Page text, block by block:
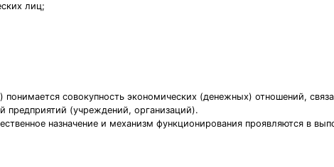
лиц;
совокупность экономических (денежных) отношений,
предприятий (учреждений, организаций).
назначение и механизм функционирования проявляются в